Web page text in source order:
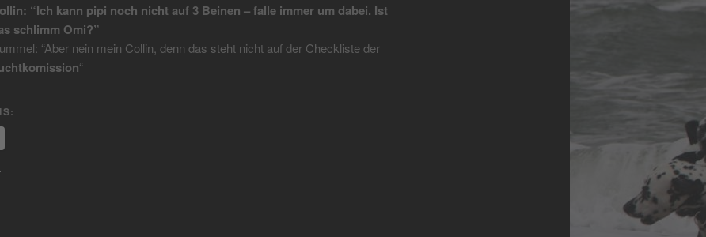
“Ich kann pipi noch nicht auf 3 Beinen – falle immer um dabei. Ist
schlimm Omi?”
“Aber nein mein Collin, denn das steht nicht auf der Checkliste der
“